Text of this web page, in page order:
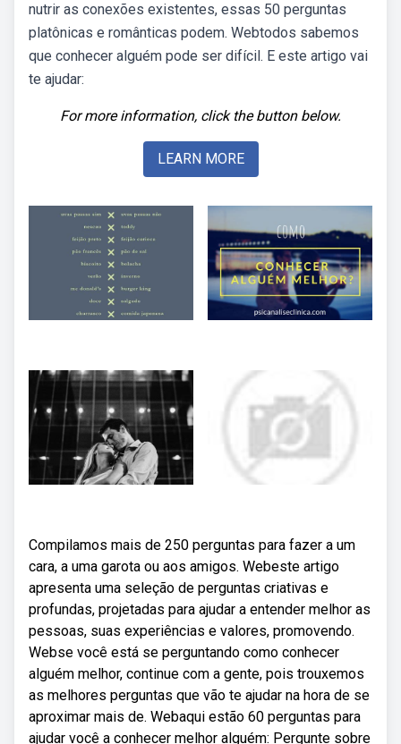
nutrir as conexões existentes, essas 50 perguntas
platônicas e românticas podem. Webtodos sabemos
que conhecer alguém pode ser difícil. E este artigo vai
te ajudar:
For more information, click the button below.
LEARN MORE
Compilamos mais de 250 perguntas para fazer a um
cara, a uma garota ou aos amigos. Webeste artigo
apresenta uma seleção de perguntas criativas e
profundas, projetadas para ajudar a entender melhor as
pessoas, suas experiências e valores, promovendo.
Webse você está se perguntando como conhecer
alguém melhor, continue com a gente, pois trouxemos
as melhores perguntas que vão te ajudar na hora de se
aproximar mais de. Webaqui estão 60 perguntas para
ajudar você a conhecer melhor alguém: Pergunte sobre